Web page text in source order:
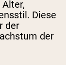
Diese
der
der